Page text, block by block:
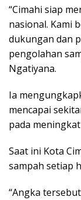
“Cimahi siap
nasional. Kami
dukungan dan
pengolahan
Ngatiyana.
Ia
mencapai
pada
Saat ini Kota
sampah setiap
“Angka